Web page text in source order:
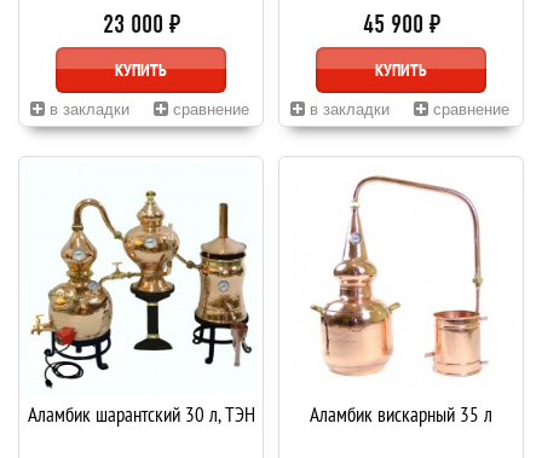
23 000 ₽
КУПИТЬ
в закладки сравнение
45 900 ₽
КУПИТЬ
в закладки сравнение
Аламбик шарантский 30 л, ТЭН Аламбик вискарный 35 л